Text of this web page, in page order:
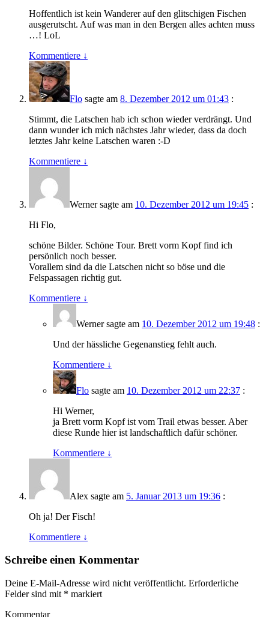
Hoffentlich ist kein Wanderer auf den glitschigen Fischen
ausgerutscht. Auf was man in den Bergen alles achten muss
…! LoL
Kommentiere ↓
Flo sagte am 8. Dezember 2012 um 01:43 :
Stimmt, die Latschen hab ich schon wieder verdrängt. Und
dann wunder ich mich nächstes Jahr wieder, dass da doch
letztes Jahr keine Latschen waren :-D
Kommentiere ↓
Wernersagte am 10. Dezember 2012 um 19:45 :
Hi Flo,
schöne Bilder. Schöne Tour. Brett vorm Kopf find ich
persönlich noch besser.
Vorallem sind da die Latschen nicht so böse und die
Felspassagen richtig gut.
Kommentiere ↓
Wernersagte am 10. Dezember 2012 um 19:48 :
Und der hässliche Gegenanstieg fehlt auch.
Kommentiere ↓
Flo sagte am 10. Dezember 2012 um 22:37 :
Hi Werner,
ja Brett vorm Kopf ist vom Trail etwas besser. Aber
diese Runde hier ist landschaftlich dafür schöner.
Kommentiere ↓
Alex sagte am 5. Januar 2013 um 19:36 :
Oh ja! Der Fisch!
Kommentiere ↓
Schreibe einen Kommentar
Deine E-Mail-Adresse wird nicht veröffentlicht. Erforderliche
Felder sind mit * markiert
Kommentar